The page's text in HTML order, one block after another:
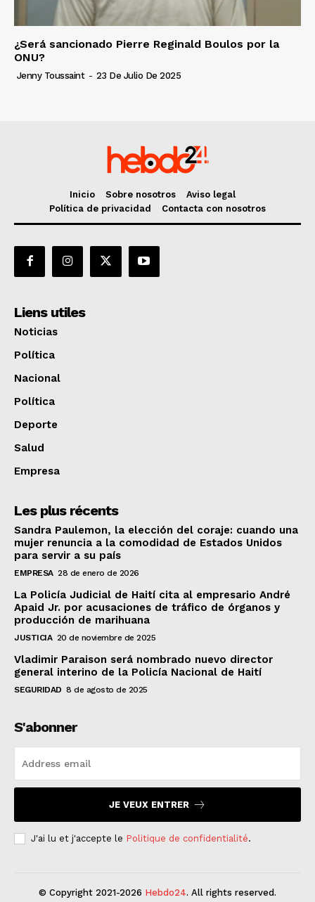
¿Será sancionado Pierre Reginald Boulos por la
ONU?
Jenny Toussaint - 23 De Julio De 2025
Inicio Sobre nosotros
Aviso legal
Política de privacidad
Contacta con nosotros
Liens utiles
Noticias
Política
Nacional
Política
Deporte
Salud
Empresa
Les plus récents
Sandra Paulemon, la elección del coraje: cuando una
mujer renuncia a la comodidad de Estados Unidos
para servir a su país
EMPRESA 28 de enero de 2026
La Policía Judicial de Haití cita al empresario André
Apaid Jr. por acusaciones de tráfico de órganos y
producción de marihuana
JUSTICIA 20 de noviembre de 2025
Vladimir Paraison será nombrado nuevo director
general interino de la Policía Nacional de Haití
SEGURIDAD 8 de agosto de 2025
S'abonner
JE VEUX ENTRER
J'ai lu et j'accepte le Politique de confidentialité.
© Copyright 2021-2026 Hebdo24. All rights reserved.